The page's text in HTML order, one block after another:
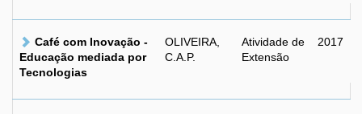
Café com Inovação -
Educação mediada por
Tecnologias
OLIVEIRA,
C.A.P.
Atividade de
Extensão
2017